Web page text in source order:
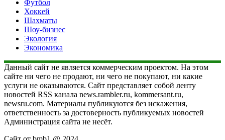
Футбол
Хоккей
Шахматы
Шоу-бизнес
Экология
Экономика
Данный сайт не является коммерческим проектом. На этом
сайте ни чего не продают, ни чего не покупают, ни какие
услуги не оказываются. Сайт представляет собой ленту
новостей RSS канала news.rambler.ru, kommersant.ru,
newsru.com. Материалы публикуются без искажения,
ответственность за достоверность публикуемых новостей
Администрация сайта не несёт.